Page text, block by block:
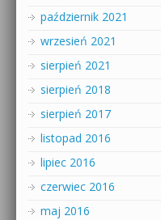
październik 2021
wrzesień 2021
sierpień 2021
sierpień 2018
sierpień 2017
listopad 2016
lipiec 2016
czerwiec 2016
maj 2016